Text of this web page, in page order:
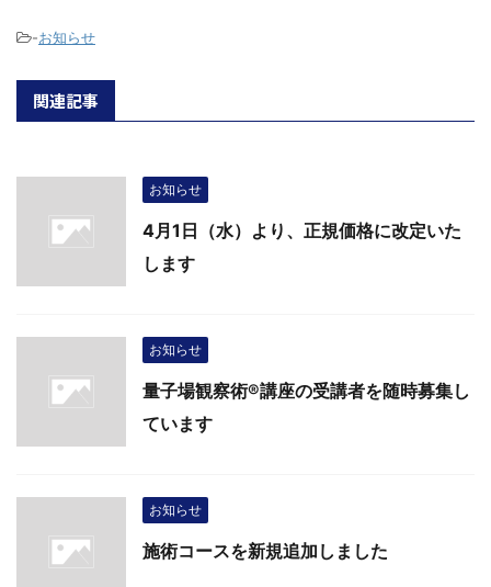
-お知らせ
関連記事
お知らせ
4月1日（水）より、正規価格に改定いた
します
お知らせ
量子場観察術®講座の受講者を随時募集し
ています
お知らせ
施術コースを新規追加しました